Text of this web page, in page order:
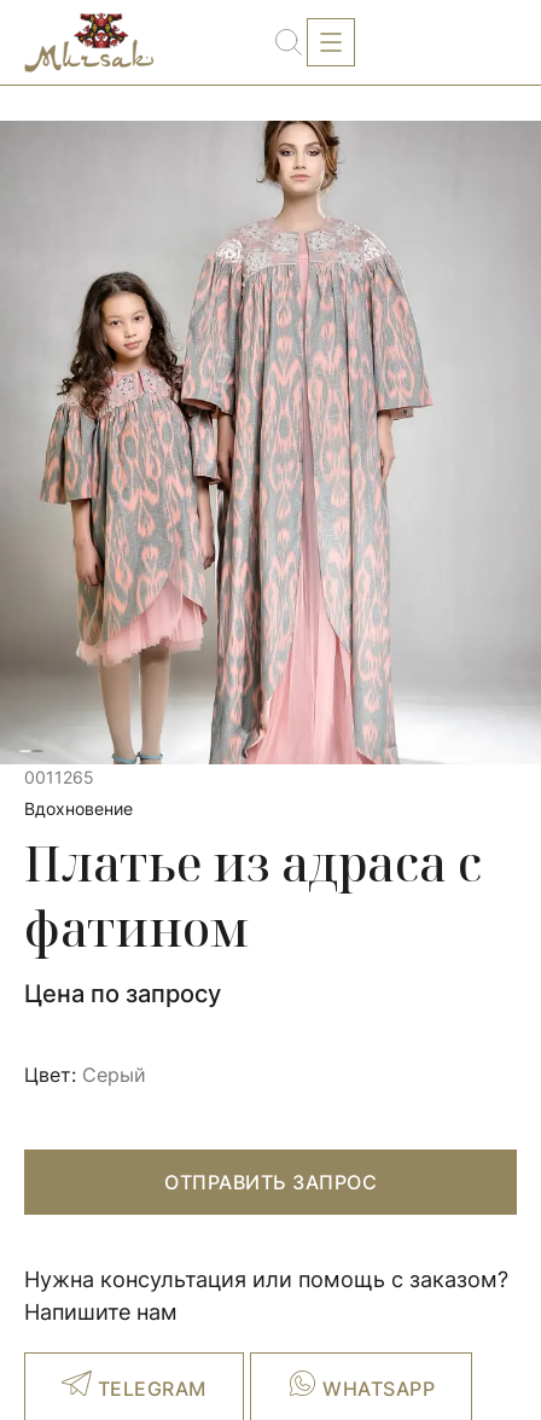
0011265
Вдохновение
Платье из адраса с
фатином
Цена по запросу
Цвет: Серый
ОТПРАВИТЬ ЗАПРОС
Нужна консультация или помощь с заказом?
Напишите нам
TELEGRAM WHATSAPP